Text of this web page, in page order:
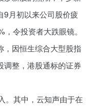
9月初以来公司股价疲
令投资者大跌眼镜。
，因恒生综合大型股指
调整，港股通标的证券
。其中，云知声由于在